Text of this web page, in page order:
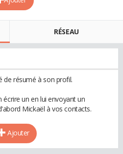
RÉSEAU
de résumé à son profil.
écrire un en lui envoyant un
Mickaël à vos contacts.
Ajouter